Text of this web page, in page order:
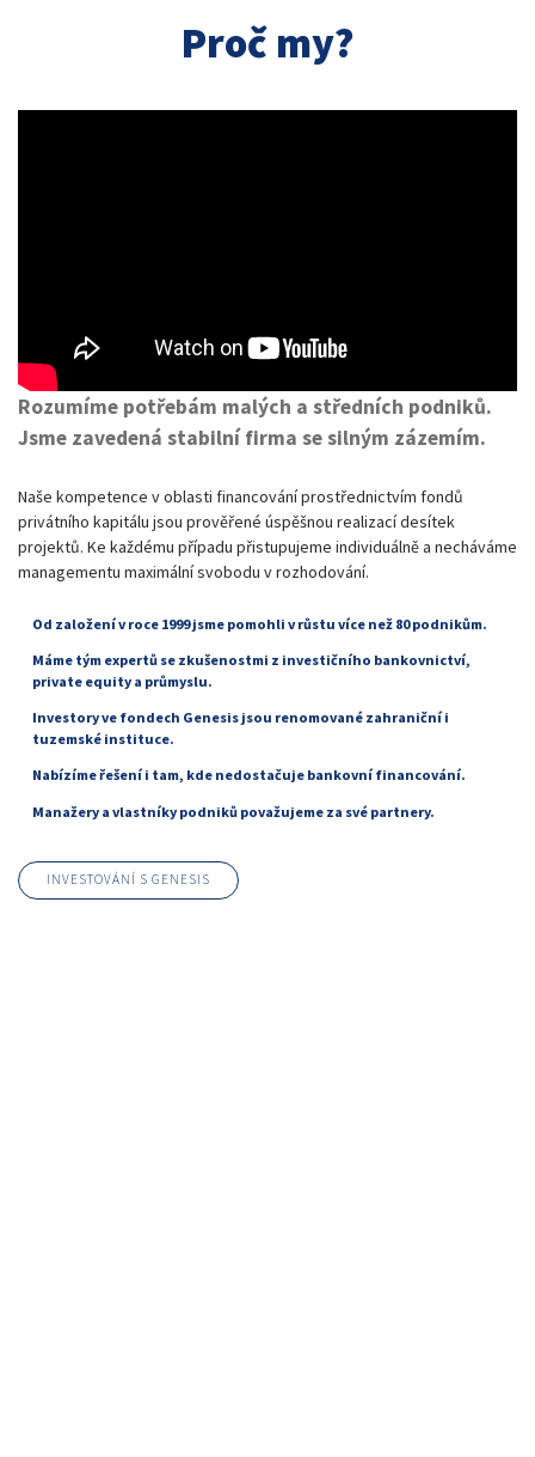
Proč my?
Rozumíme potřebám malých a středních podniků.
Jsme zavedená stabilní firma se silným zázemím.
Naše kompetence v oblasti financování prostřednictvím fondů
privátního kapitálu jsou prověřené úspěšnou realizací desítek
projektů. Ke každému případu přistupujeme individuálně a necháváme
managementu maximální svobodu v rozhodování.
Od založení v roce 1999 jsme pomohli v růstu více než 80 podnikům.
Máme tým expertů se zkušenostmi z investičního bankovnictví,
private equity a průmyslu.
Investory ve fondech Genesis jsou renomované zahraniční i
tuzemské instituce.
Nabízíme řešení i tam, kde nedostačuje bankovní financování.
Manažery a vlastníky podniků považujeme za své partnery.
INVESTOVÁNÍ S GENESIS